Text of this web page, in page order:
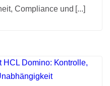
Compliance und [...]